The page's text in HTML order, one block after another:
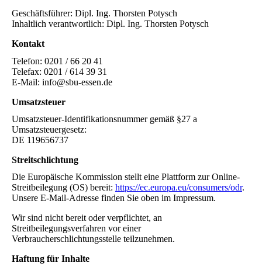
Geschäftsführer: Dipl. Ing. Thorsten Potysch
Inhaltlich verantwortlich: Dipl. Ing. Thorsten Potysch
Kontakt
Telefon: 0201 / 66 20 41
Telefax: 0201 / 614 39 31
E-Mail: info@sbu-essen.de
Umsatzsteuer
Umsatzsteuer-Identifikationsnummer gemäß §27 a
Umsatzsteuergesetz:
DE 119656737
Streitschlichtung
Die Europäische Kommission stellt eine Plattform zur Online-
Streitbeilegung (OS) bereit: https://ec.europa.eu/consumers/odr.
Unsere E-Mail-Adresse finden Sie oben im Impressum.
Wir sind nicht bereit oder verpflichtet, an
Streitbeilegungsverfahren vor einer
Verbraucherschlichtungsstelle teilzunehmen.
Haftung für Inhalte